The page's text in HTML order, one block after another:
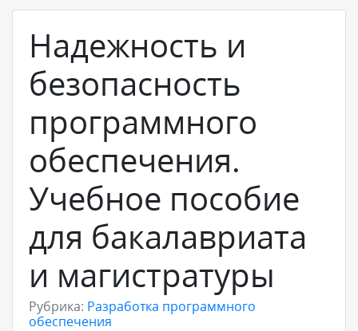
Надежность и
безопасность
программного
обеспечения.
Учебное пособие
для бакалавриата
и магистратуры
Рубрика: Разработка программного
обеспечения